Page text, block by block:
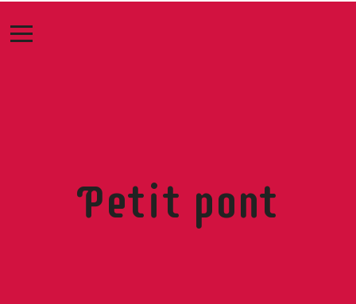
Petit pont